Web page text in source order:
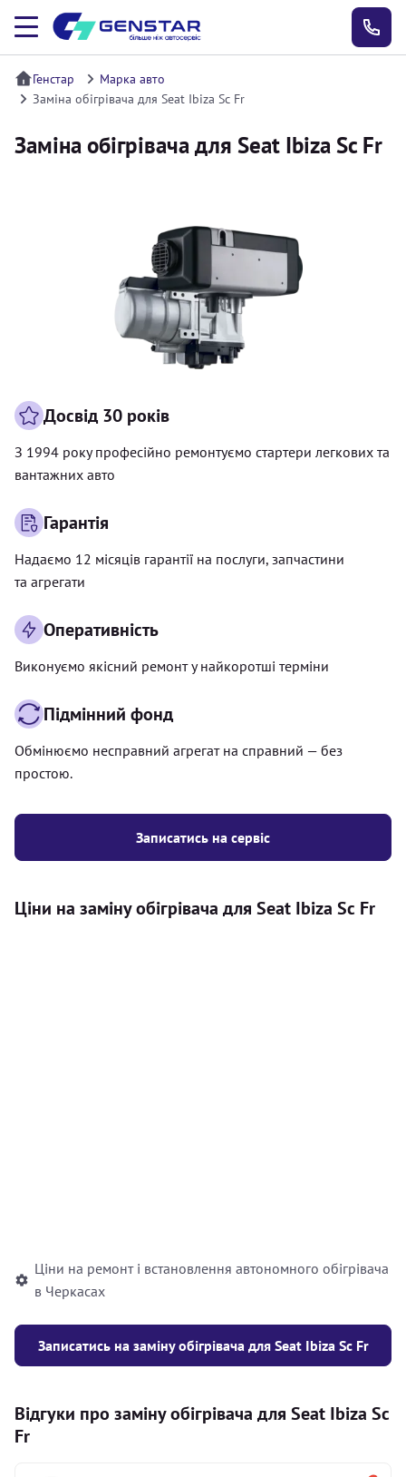
Генстар
Марка авто
Заміна обігрівача для Seat Ibiza Sc Fr
Заміна обігрівача для Seat Ibiza Sc Fr
Записатись на сервіс
Досвід 30 років
З 1994 року професійно ремонтуємо стартери легкових та
вантажних авто
Гарантія
Надаємо 12 місяців гарантії на послуги, запчастини
та агрегати
Оперативність
Виконуємо якісний ремонт у найкоротші терміни
Підмінний фонд
Обмінюємо несправний агрегат на справний — без
простою.
Ціни на заміну обігрівача для Seat Ibiza Sc Fr
Ціни на ремонт і встановлення автономного обігрівача
в Черкасах
Записатись на заміну обігрівача для Seat Ibiza Sc Fr
Відгуки про заміну обігрівача для Seat Ibiza Sc
Fr